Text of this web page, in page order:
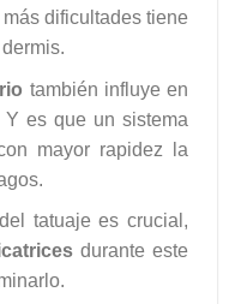
dificultades tiene
también influye en
Y es que un sistema
mayor rapidez la
del tatuaje es crucial,
durante este